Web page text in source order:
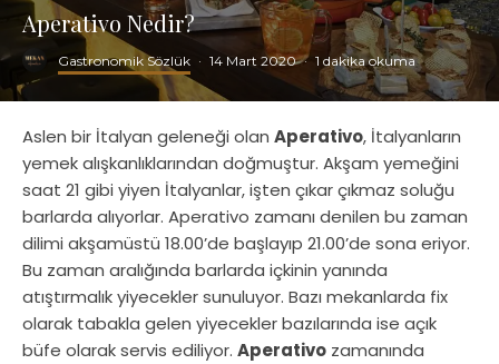
Aperativo Nedir?
Gastronomik Sözlük · 14 Mart 2020 · 1 dakika okuma
Aslen bir İtalyan geleneği olan Aperativo, İtalyanların
yemek alışkanlıklarından doğmuştur. Akşam yemeğini
saat 21 gibi yiyen İtalyanlar, işten çıkar çıkmaz soluğu
barlarda alıyorlar. Aperativo zamanı denilen bu zaman
dilimi akşamüstü 18.00’de başlayıp 21.00’de sona eriyor.
Bu zaman aralığında barlarda içkinin yanında
atıştırmalık yiyecekler sunuluyor. Bazı mekanlarda fix
olarak tabakla gelen yiyecekler bazılarında ise açık
büfe olarak servis ediliyor. Aperativo zamanında